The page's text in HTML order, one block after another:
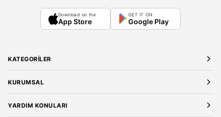
Download on the
App Store
GET IT ON
Google Play
KATEGORILER
Bluz
KURUMSAL
YARDIM KONULARI